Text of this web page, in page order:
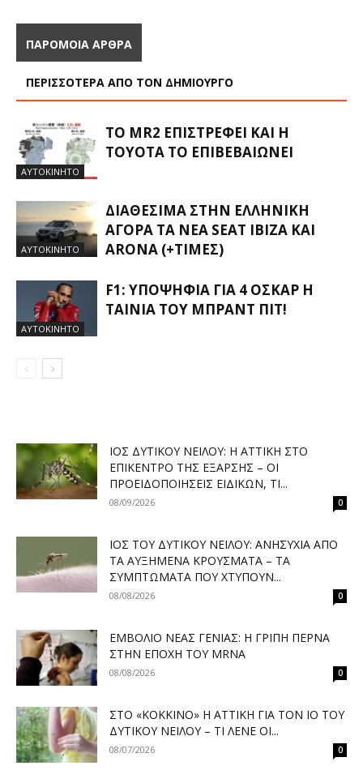
ΠΑΡΟΜΟΙΑ ΑΡΘΡΑ
ΠΕΡΙΣΣΟΤΕΡΑ ΑΠΟ ΤΟΝ ΔΗΜΙΟΥΡΓΟ
ΑΥΤΟΚΙΝΗΤΟ
ΤΟ MR2 ΕΠΙΣΤΡΈΦΕΙ ΚΑΙ Η
TOYOTA ΤΟ ΕΠΙΒΕΒΑΙΏΝΕΙ
ΑΥΤΟΚΙΝΗΤΟ
ΔΙΑΘΈΣΙΜΑ ΣΤΗΝ ΕΛΛΗΝΙΚΉ
ΑΓΟΡΆ ΤΑ ΝΈΑ SEAT IBIZA ΚΑΙ
ARONA (+ΤΙΜΈΣ)
ΑΥΤΟΚΙΝΗΤΟ
F1: ΥΠΟΨΉΦΙΑ ΓΙΑ 4 ΌΣΚΑΡ Η
ΤΑΙΝΊΑ ΤΟΥ ΜΠΡΑΝΤ ΠΙΤ!
ΙΌΣ ΔΥΤΙΚΟΎ ΝΕΊΛΟΥ: Η ΑΤΤΙΚΉ ΣΤΟ
ΕΠΊΚΕΝΤΡΟ ΤΗΣ ΈΞΑΡΣΗΣ – ΟΙ
ΠΡΟΕΙΔΟΠΟΙΉΣΕΙΣ ΕΙΔΙΚΏΝ, ΤΙ...
08/09/2026 0
ΙΌΣ ΤΟΥ ΔΥΤΙΚΟΎ ΝΕΊΛΟΥ: ΑΝΗΣΥΧΊΑ ΑΠΌ
ΤΑ ΑΥΞΗΜΈΝΑ ΚΡΟΎΣΜΑΤΑ – ΤΑ
ΣΥΜΠΤΏΜΑΤΑ ΠΟΥ ΧΤΥΠΟΎΝ...
08/08/2026 0
ΕΜΒΌΛΙΟ ΝΈΑΣ ΓΕΝΙΆΣ: Η ΓΡΊΠΗ ΠΕΡΝΆ
ΣΤΗΝ ΕΠΟΧΉ ΤΟΥ MRNA
08/08/2026 0
ΣΤΟ «ΚΌΚΚΙΝΟ» Η ΑΤΤΙΚΉ ΓΙΑ ΤΟΝ ΙΌ ΤΟΥ
ΔΥΤΙΚΟΎ ΝΕΊΛΟΥ – ΤΙ ΛΈΝΕ ΟΙ...
08/07/2026 0